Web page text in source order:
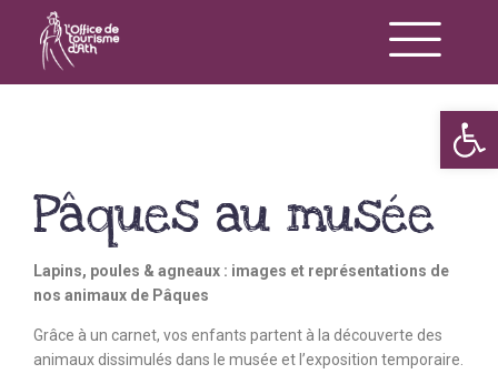
Pâques au musée
Lapins, poules & agneaux : images et représentations de
nos animaux de Pâques
Grâce à un carnet, vos enfants partent à la découverte des
animaux dissimulés dans le musée et l’exposition temporaire.